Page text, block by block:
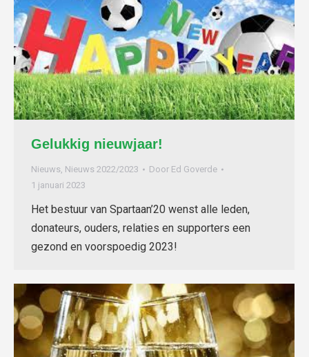
Gelukkig nieuwjaar!
Nieuws, Nieuws 2022/2023 Door Ed Goverde
1 januari 2023
Het bestuur van Spartaan’20 wenst alle leden,
donateurs, ouders, relaties en supporters een
gezond en voorspoedig 2023!